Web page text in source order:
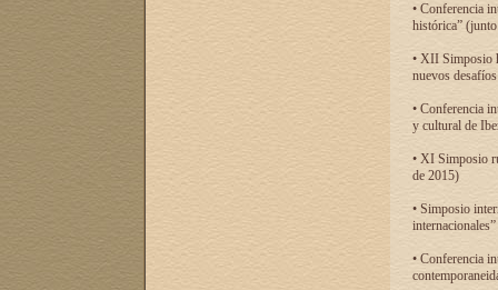
• Conferencia
histórica”
• XII Simposio
nuevos
• Conferencia
y cultural de
• XI Simposio
de 2015)
• Simposio
• Conferencia